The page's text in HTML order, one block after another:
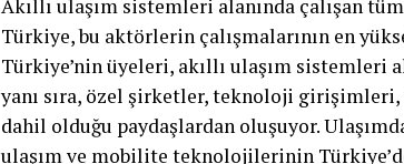
Akıllı ulaşım sistemleri alanında çalışan
Türkiye, bu aktörlerin çalışmalarının en
Türkiye’nin üyeleri, akıllı ulaşım sistemleri
yanı sıra, özel şirketler, teknoloji
dahil olduğu paydaşlardan oluşuyor.
ulaşım ve mobilite teknolojilerinin